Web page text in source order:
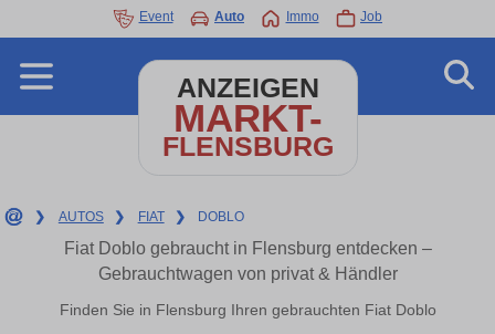
Event Auto Immo Job
ANZEIGEN
MARKT-
FLENSBURG
❯ AUTOS ❯ FIAT ❯ DOBLO
Fiat Doblo gebraucht in Flensburg entdecken –
Gebrauchtwagen von privat & Händler
Finden Sie in Flensburg Ihren gebrauchten Fiat Doblo